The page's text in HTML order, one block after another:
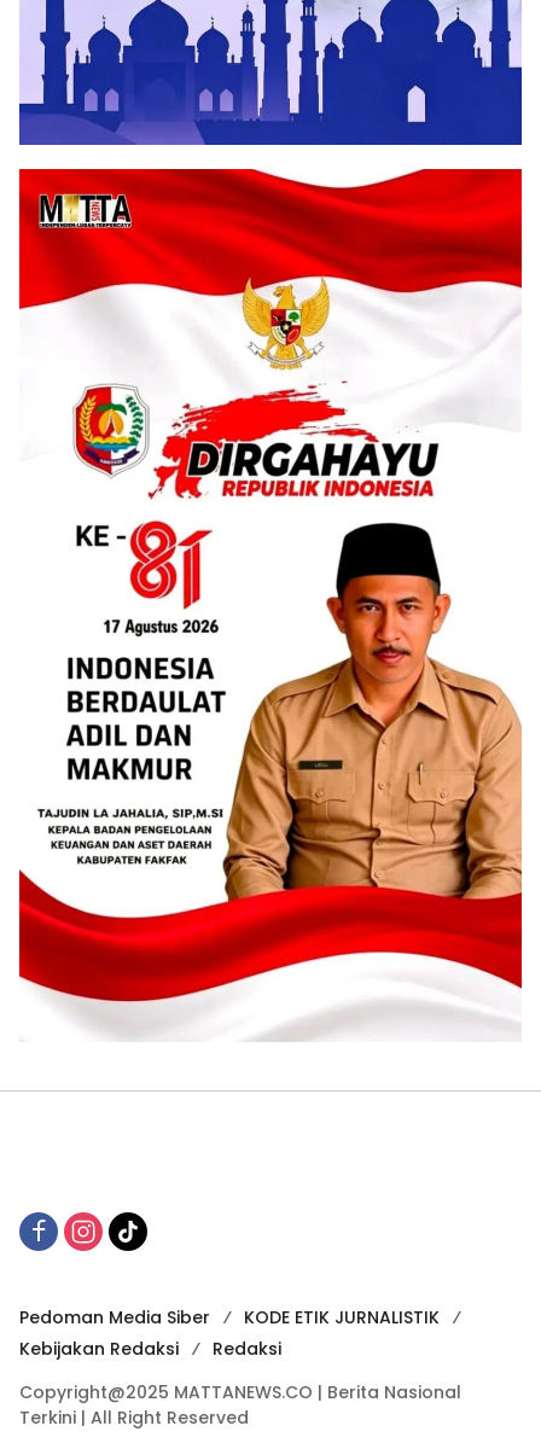
Pedoman Media Siber
KODE ETIK JURNALISTIK
Kebijakan Redaksi
Redaksi
Copyright@2025 MATTANEWS.CO | Berita Nasional
Terkini | All Right Reserved